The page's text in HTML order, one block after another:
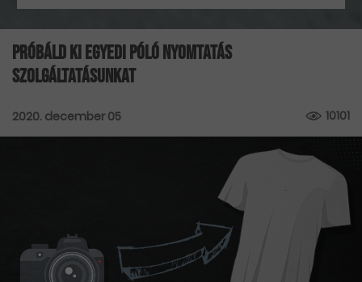
Próbáld ki egyedi póló nyomtatás
szolgáltatásunkat
2020. december 05 10101